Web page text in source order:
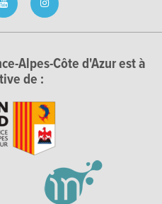
Alpes-Côte d'Azur est à
de :